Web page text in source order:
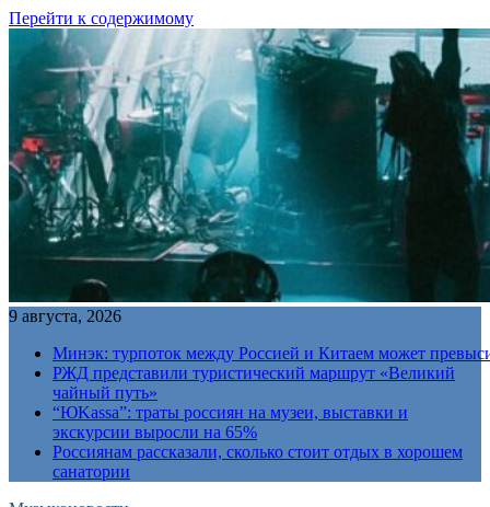
Перейти к содержимому
9 августа, 2026
Минэк: турпоток между Россией и Китаем может
РЖД представили туристический маршрут «Великий
чайный путь»
“ЮKassa”: траты россиян на музеи, выставки и
экскурсии выросли на 65%
Россиянам рассказали, сколько стоит отдых в хорошем
санатории